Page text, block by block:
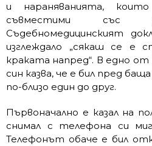
и нараняванията,
съвместими със
Съдебномедицинският
изглеждало „сякаш се е
краката напред“. В едно от
син казва, че е бил пред баща
по-близо един до друг.
Първоначално е казал на
снимал с телефона си
Телефонът обаче е бил